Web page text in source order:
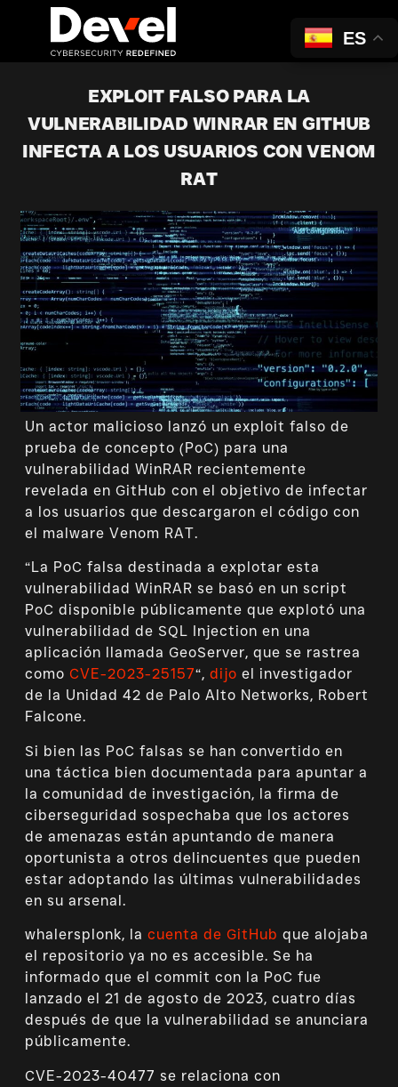
EXPLOIT FALSO PARA LA
VULNERABILIDAD WINRAR EN GITHUB
INFECTA A LOS USUARIOS CON VENOM
RAT
Un actor malicioso lanzó un exploit falso de
prueba de concepto (PoC) para una
vulnerabilidad WinRAR recientemente
revelada en GitHub con el objetivo de infectar
a los usuarios que descargaron el código con
el malware Venom RAT.
“La PoC falsa destinada a explotar esta
vulnerabilidad WinRAR se basó en un script
PoC disponible públicamente que explotó una
vulnerabilidad de SQL Injection en una
aplicación llamada GeoServer, que se rastrea
comoCVE-2023-25157“,dijo el investigador
de la Unidad 42 de Palo Alto Networks, Robert
Falcone.
Si bien las PoC falsas se han convertido en
una táctica bien documentada para apuntar a
la comunidad de investigación, la firma de
ciberseguridad sospechaba que los actores
de amenazas están apuntando de manera
oportunista a otros delincuentes que pueden
estar adoptando las últimas vulnerabilidades
en su arsenal.
whalersplonk, lacuenta de GitHub que alojaba
el repositorio ya no es accesible. Se ha
informado que el commit con la PoC fue
lanzado el 21 de agosto de 2023, cuatro días
después de que la vulnerabilidad se anunciara
públicamente.
CVE-2023-40477 se relaciona con
ES